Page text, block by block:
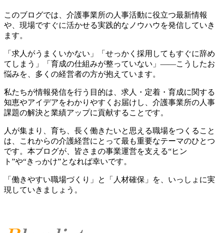
このブログでは、介護事業所の人事活動に役立つ最新情報
や、現場ですぐに活かせる実践的なノウハウを発信していき
ます。
「求人がうまくいかない」「せっかく採用してもすぐに辞め
てしまう」「育成の仕組みが整っていない」――こうしたお
悩みを、多くの経営者の方が抱えています。
私たちが情報発信を行う目的は、求人・定着・育成に関する
知恵やアイデアをわかりやすくお届けし、介護事業所の人事
課題の解決と業績アップに貢献することです。
人が集まり、育ち、長く働きたいと思える職場をつくること
は、これからの介護経営にとって最も重要なテーマのひとつ
です。本ブログが、皆さまの事業運営を支える“ヒン
ト”や“きっかけ”となれば幸いです。
「働きやすい職場づくり」と「人材確保」を、いっしょに実
現していきましょう。